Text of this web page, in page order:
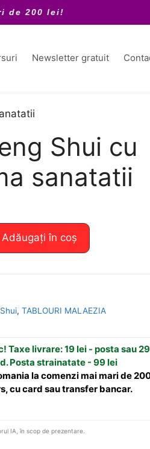
de 200 lei!
Newsletter gratuit
Shui cu
sanatatii
Adăugați în coș
, TABLOURI MALAEZIA
Taxe livrare: 19 lei - posta sau
Posta strainatate - 99 lei
la comenzi mai mari de
cu card sau transfer bancar.
IA, în scop de prezentare.